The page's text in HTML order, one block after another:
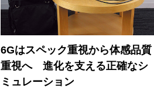
6Gはスペック重視から体感品質
重視へ 進化を支える正確なシ
ミュレーション